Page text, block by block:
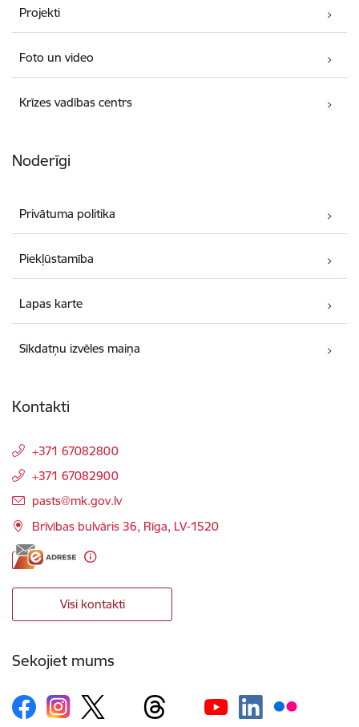
Projekti
Foto un video
Krīzes vadības centrs
Noderīgi
Privātuma politika
Piekļūstamība
Lapas karte
Sīkdatņu izvēles maiņa
Kontakti
+371 67082800
+371 67082900
E-pasts:
pasts@mk.gov.lv
Brīvības bulvāris 36, Rīga, LV-1520
Visi kontakti
Sekojiet mums